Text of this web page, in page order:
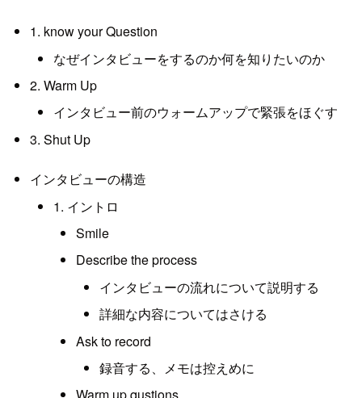
1. know your Question
なぜインタビューをするのか何を知りたいのか
2. Warm Up
インタビュー前のウォームアップで緊張をほぐす
3. Shut Up
インタビューの構造
1. イントロ
Smile
Describe the process
インタビューの流れについて説明する
詳細な内容についてはさける
Ask to record
録音する、メモは控えめに